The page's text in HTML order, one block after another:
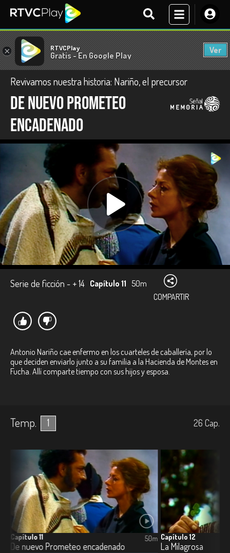
× RTVCPlay
Gratis - En Google Play
Ver
Revivamos nuestra historia: Nariño, el precursor
De nuevo Prometeo
encadenado
Serie de ficción - + 14 Capítulo 11 50m
COMPARTIR
Antonio Nariño cae enfermo en los cuarteles de caballería, por lo
que deciden enviarlo junto a su familia a la Hacienda de Montes en
Fucha. Allí comparte tiempo con sus hijos y esposa.
Temp. 1 26 Cap.
Capítulo 11
De nuevo Prometeo encadenado
50m Capítulo 12
La Milagrosa